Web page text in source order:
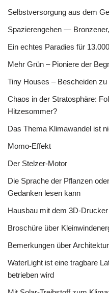
Selbstversorgung aus dem
Spazierengehen —
Ein echtes Paradies für
Mehr Grün – Pioniere der
Tiny Houses – Bescheiden
Chaos in der Stratosphäre:
Hitzesommer?
Das Thema Klimawandel ist
Momo-Effekt
Der Stelzer-Motor
Die Sprache der Pflanzen
Gedanken lesen kann
Hausbau mit dem 3D-Drucker
Broschüre über
Bemerkungen über Architektur
WaterLight ist eine tragbare
betrieben wird